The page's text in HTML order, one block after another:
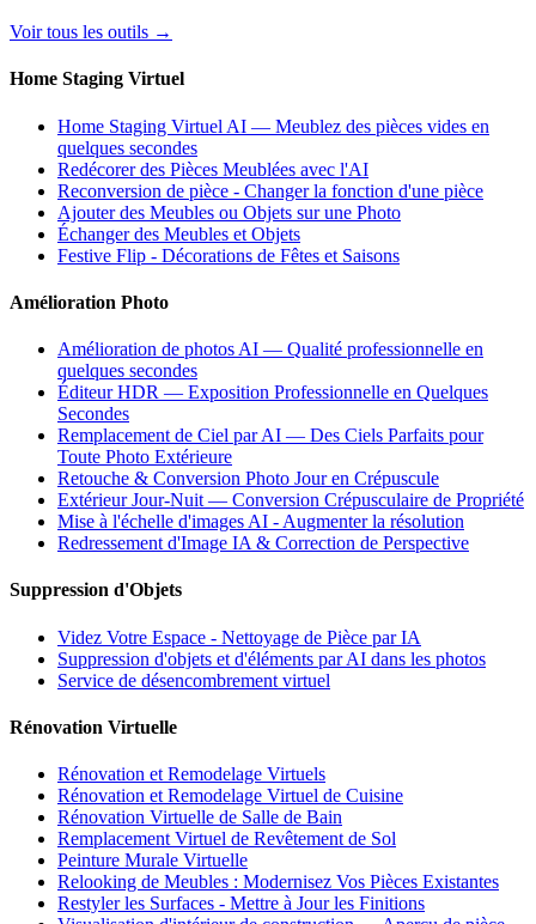
Voir tous les outils →
Home Staging Virtuel
Home Staging Virtuel AI — Meublez des pièces vides en
quelques secondes
Redécorer des Pièces Meublées avec l'AI
Reconversion de pièce - Changer la fonction d'une pièce
Ajouter des Meubles ou Objets sur une Photo
Échanger des Meubles et Objets
Festive Flip - Décorations de Fêtes et Saisons
Amélioration Photo
Amélioration de photos AI — Qualité professionnelle en
quelques secondes
Éditeur HDR — Exposition Professionnelle en Quelques
Secondes
Remplacement de Ciel par AI — Des Ciels Parfaits pour
Toute Photo Extérieure
Retouche & Conversion Photo Jour en Crépuscule
Extérieur Jour-Nuit — Conversion Crépusculaire de Propriété
Mise à l'échelle d'images AI - Augmenter la résolution
Redressement d'Image IA & Correction de Perspective
Suppression d'Objets
Videz Votre Espace - Nettoyage de Pièce par IA
Suppression d'objets et d'éléments par AI dans les photos
Service de désencombrement virtuel
Rénovation Virtuelle
Rénovation et Remodelage Virtuels
Rénovation et Remodelage Virtuel de Cuisine
Rénovation Virtuelle de Salle de Bain
Remplacement Virtuel de Revêtement de Sol
Peinture Murale Virtuelle
Relooking de Meubles : Modernisez Vos Pièces Existantes
Restyler les Surfaces - Mettre à Jour les Finitions